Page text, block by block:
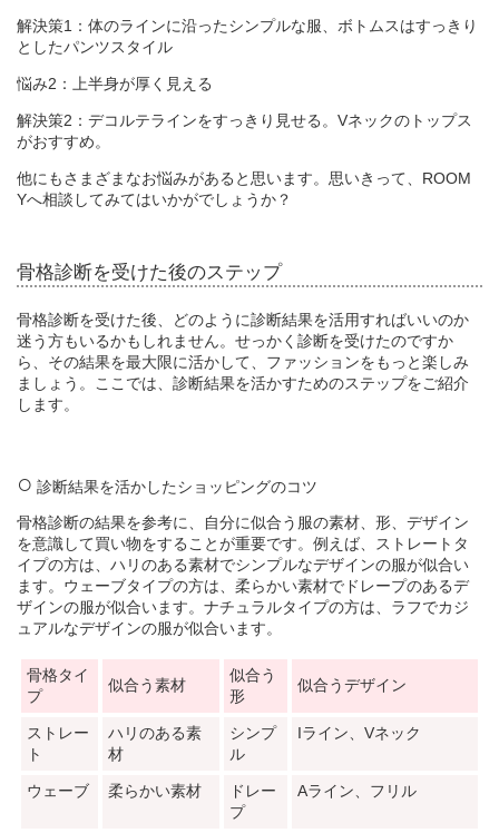
解決策1：体のラインに沿ったシンプルな服、ボトムスはすっきり
としたパンツスタイル
悩み2：上半身が厚く見える
解決策2：デコルテラインをすっきり見せる。Vネックのトップス
がおすすめ。
他にもさまざまなお悩みがあると思います。思いきって、ROOM
Yへ相談してみてはいかがでしょうか？
骨格診断を受けた後のステップ
骨格診断を受けた後、どのように診断結果を活用すればいいのか
迷う方もいるかもしれません。せっかく診断を受けたのですか
ら、その結果を最大限に活かして、ファッションをもっと楽しみ
ましょう。ここでは、診断結果を活かすためのステップをご紹介
します。
診断結果を活かしたショッピングのコツ
骨格診断の結果を参考に、自分に似合う服の素材、形、デザイン
を意識して買い物をすることが重要です。例えば、ストレートタ
イプの方は、ハリのある素材でシンプルなデザインの服が似合い
ます。ウェーブタイプの方は、柔らかい素材でドレープのあるデ
ザインの服が似合います。ナチュラルタイプの方は、ラフでカジ
ュアルなデザインの服が似合います。
骨格タイ
プ
似合う素材
似合う
形
似合うデザイン
ストレー
ト
ハリのある素
材
シンプ
ル
Iライン、Vネック
ウェーブ 柔らかい素材
ドレー
プ
Aライン、フリル